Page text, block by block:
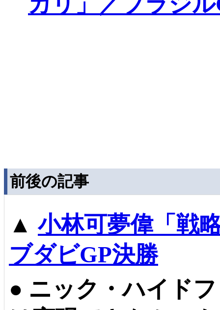
前後の記事
▲小林可夢偉「戦
ブダビGP決勝
● ニック・ハイド